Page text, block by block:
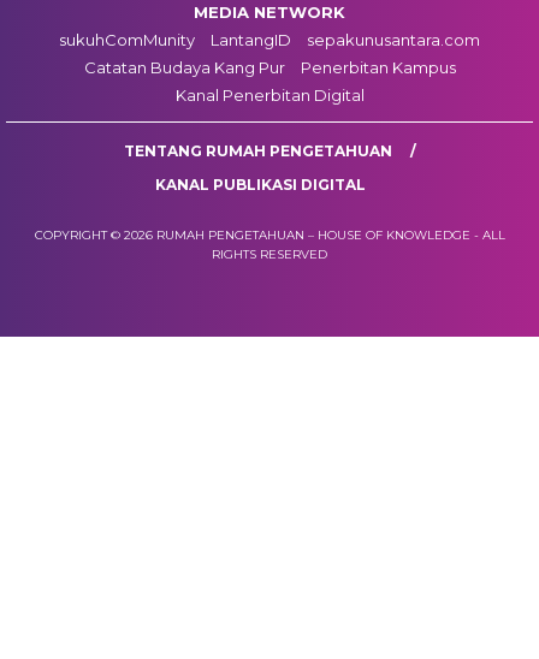
MEDIA NETWORK
sukuhComMunity
LantangID
sepakunusantara.com
Catatan Budaya Kang Pur
Penerbitan Kampus
Kanal Penerbitan Digital
TENTANG RUMAH PENGETAHUAN
KANAL PUBLIKASI DIGITAL
COPYRIGHT © 2026 RUMAH PENGETAHUAN – HOUSE OF KNOWLEDGE - ALL
RIGHTS RESERVED